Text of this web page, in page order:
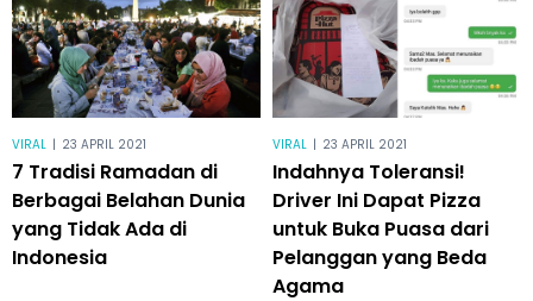
VIRAL | 23 APRIL 2021
7 Tradisi Ramadan di
Berbagai Belahan Dunia
yang Tidak Ada di
Indonesia
VIRAL | 23 APRIL 2021
Indahnya Toleransi!
Driver Ini Dapat Pizza
untuk Buka Puasa dari
Pelanggan yang Beda
Agama